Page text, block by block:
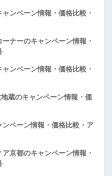
ンペーン情報・価格比較・
ナーのキャンペーン情報・
ンペーン情報・価格比較・
蔵のキャンペーン情報・価
ペーン情報・価格比較・ア
京都のキャンペーン情報・